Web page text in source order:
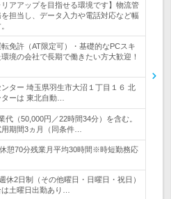
リアアップを目指せる環境です】物流管
担当し、データ入力や電話対応など幅
転免許（AT限定可）・基礎的なPCスキ
境の会社で長期で働きたい方大歓迎！
ター 埼玉県羽生市大沼１丁目１６ 北
ーは 東北自動…
（50,000円／22時間34分）を含む。
期間3ヵ月（同条件…
憩70分残業月平均30時間※時短勤務応
休2日制（その他曜日・日曜日・祝日）
土曜日出勤あり…